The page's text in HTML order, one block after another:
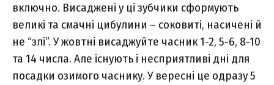
включно. Висаджені у ці зубчики сформують
великі та смачні цибулини – соковиті, насичені й
не “злі”. У жовтні висаджуйте часник 1-2, 5-6, 8-10
та 14 числа. Але існують і несприятливі дні для
посадки озимого часнику. У вересні це одразу 5